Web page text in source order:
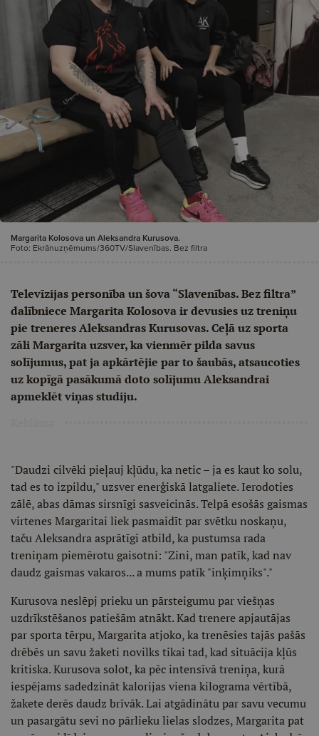
Margarita Kolosova un Aleksandra Kurusova.
Foto: Ekrānuzņēmums/360TV/Slavenības. Bez filtra
Televīzijas personība un šova “Slavenības. Bez filtra”
dalībniece Margarita Kolosova ir devusies uz treniņu
pie treneres Aleksandras Kurusovas. Ceļā uz sporta
zāli Margarita uzsver, ka vienmēr pilda savus
solījumus, pat ja apkārtējie par to šaubās, atsaucoties
uz kopīgā pasākumā doto solījumu Aleksandrai
apmeklēt viņas studiju.
"Daudzi cilvēki pieļauj kļūdu, ka netic – ja es kaut ko solu,
tad es to izpildu," uzsver enerģiskā latgaliete. Ierodoties
zālē, abas dāmas sirsnīgi sasveicinās. Telpā esošās gaismas
virtenes Margaritai liek pasmaidīt par svētku noskaņu,
taču Aleksandra asprātīgi atbild, ka pustumsa rada
treniņam piemērotu gaisotni: "Zini, man patīk, kad nav
daudz gaismas vakaros... a mums patīk "inķimņiks"."
Kurusova neslēpj prieku un pārsteigumu par viešņas
uzdrīkstēšanos patiešām atnākt. Kad trenere apjautājas
par sporta tērpu, Margarita atjoko, ka trenēsies tajās pašās
drēbēs un savu žaketi novilks tikai tad, kad situācija kļūs
kritiska. Kurusova solot, ka pēc intensīvā treniņa, kurā
iespējams sadedzināt kalorijas viena kilograma vērtībā,
žakete derēs daudz brīvāk. Lai atgādinātu par savu vecumu
un pasargātu sevi no pārlieku lielas slodzes, Margarita pat